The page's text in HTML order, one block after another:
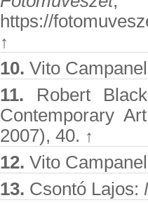
https://
↑
10. Vito
11. Robert
Contemporary
2007), 40. ↑
12. Vito
13. Csontó Lajos: